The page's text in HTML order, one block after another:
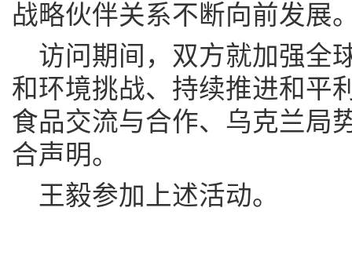
战略伙伴关系不断向前发展
访问期间，双方就加强全
和环境挑战、持续推进和平
食品交流与合作、乌克兰局
合声明。
王毅参加上述活动。